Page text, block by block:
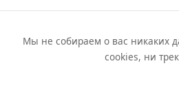
Мы не собираем о вас никаких
cookies, ни